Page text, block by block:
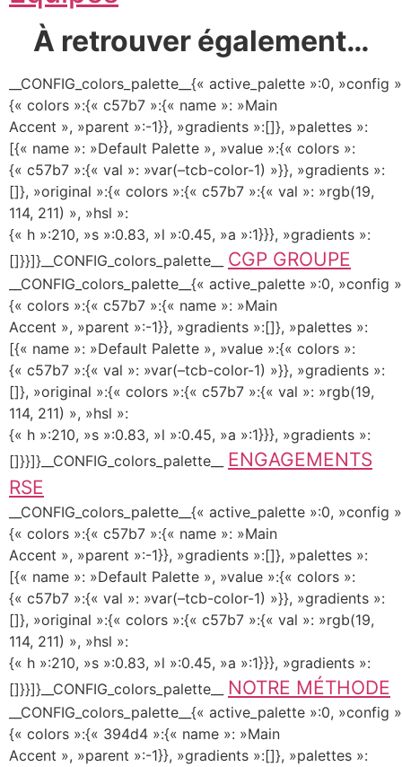
À retrouver également…
__CONFIG_colors_palette__{« active_palette »:0, »config
{« colors »:{« c57b7 »:{« name »: »Main
Accent », »parent »:-1}}, »gradients »:[]}, »palettes »:
[{« name »: »Default Palette », »value »:{« colors »:
{« c57b7 »:{« val »: »var(–tcb-color-1) »}}, »gradients »:
[]}, »original »:{« colors »:{« c57b7 »:{« val »: »rgb(19,
114, 211) », »hsl »:
{« h »:210, »s »:0.83, »l »:0.45, »a »:1}}}, »gradients »:
[]}}]}__CONFIG_colors_palette__ CGP GROUPE
__CONFIG_colors_palette__{« active_palette »:0, »config
{« colors »:{« c57b7 »:{« name »: »Main
Accent », »parent »:-1}}, »gradients »:[]}, »palettes »:
[{« name »: »Default Palette », »value »:{« colors »:
{« c57b7 »:{« val »: »var(–tcb-color-1) »}}, »gradients »:
[]}, »original »:{« colors »:{« c57b7 »:{« val »: »rgb(19,
114, 211) », »hsl »:
{« h »:210, »s »:0.83, »l »:0.45, »a »:1}}}, »gradients »:
[]}}]}__CONFIG_colors_palette__ ENGAGEMENTS
RSE
__CONFIG_colors_palette__{« active_palette »:0, »config
{« colors »:{« c57b7 »:{« name »: »Main
Accent », »parent »:-1}}, »gradients »:[]}, »palettes »:
[{« name »: »Default Palette », »value »:{« colors »:
{« c57b7 »:{« val »: »var(–tcb-color-1) »}}, »gradients »:
[]}, »original »:{« colors »:{« c57b7 »:{« val »: »rgb(19,
114, 211) », »hsl »:
{« h »:210, »s »:0.83, »l »:0.45, »a »:1}}}, »gradients »:
[]}}]}__CONFIG_colors_palette__ NOTRE MÉTHODE
__CONFIG_colors_palette__{« active_palette »:0, »config
{« colors »:{« 394d4 »:{« name »: »Main
Accent », »parent »:-1}}, »gradients »:[]}, »palettes »: